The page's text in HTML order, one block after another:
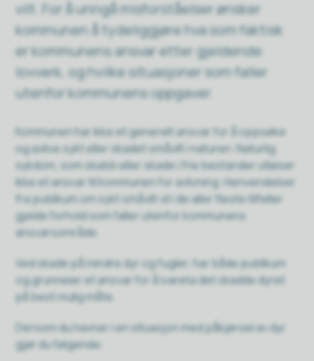
vilt. For å unngå misforståelser ønsker
kommunen å tydeliggjøre hva som faktisk
er kommunens ansvar etter gjeldende
lovverk, og hvilke situasjoner som faller
utenfor kommunens oppgaver.
Kommunen har ikke et generelt ansvar for å oppsøke
og avlive sykt eller skadet småvilt i naturen. Naturlig
sykdom, som skabb eller skade i frie bestander utløser
ikke et ansvar til kommunen for avlivning. Henvendelser
fra publikum om sykt småvilt vil i de aller fleste tilfeller
gjelde forhold som faller utenfor kommunens
ansvarsområde.
Ved skade på mindre dyr og fugler, har både publikum
og grunneier et ansvar for å ivareta det skadde dyret
på best mulig måte.
Dersom du havner i en situasjon med påkjørsel av dyr
gjør du følgende: